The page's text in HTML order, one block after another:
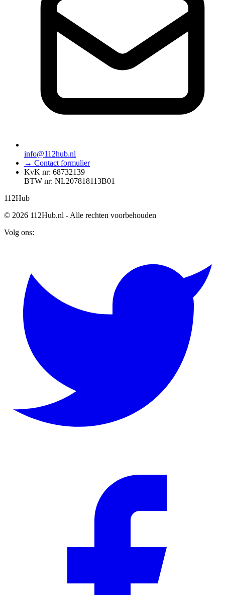
info@112hub.nl
→ Contact formulier
KvK nr: 68732139
BTW nr: NL207818113B01
112Hub
© 2026 112Hub.nl - Alle rechten voorbehouden
Volg ons: